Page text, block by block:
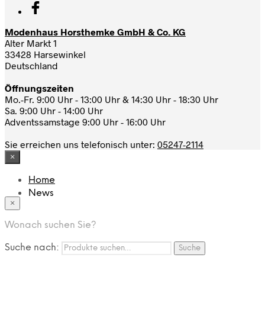
Modenhaus Horsthemke GmbH & Co. KG
Alter Markt 1
33428 Harsewinkel
Deutschland
Öffnungszeiten
Mo.-Fr. 9:00 Uhr - 13:00 Uhr & 14:30 Uhr - 18:30 Uhr
Sa. 9:00 Uhr - 14:00 Uhr
Adventssamstage 9:00 Uhr - 16:00 Uhr
Sie erreichen uns telefonisch unter: 05247-2114
×
Home
News
App
FAQ
Nutzungbedingungen
Marken
×
Wonach suchen Sie?
Suche nach: Suche